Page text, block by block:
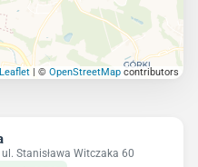
Leaflet | © OpenStreetMap contributors
ul. Stanisława Witczaka 60